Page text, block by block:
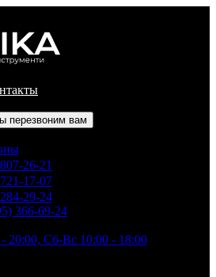
перезвоним вам
26-21
17-07
29-24
366-69-24
20:00, Сб-Вс 10:00 - 18:00